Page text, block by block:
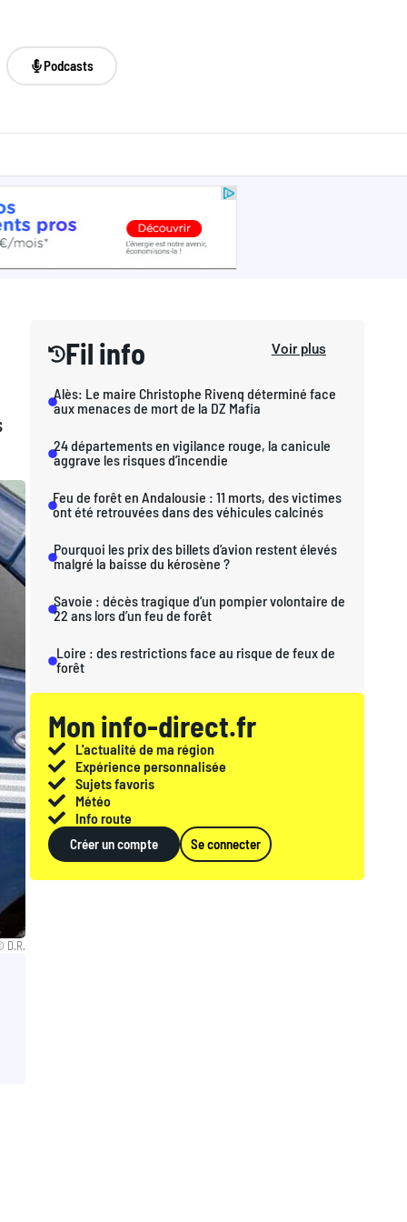
Podcasts
D.R.
Fil info Voir plus
Alès: Le maire Christophe Rivenq déterminé face
aux menaces de mort de la DZ Mafia
24 départements en vigilance rouge, la canicule
aggrave les risques d’incendie
Feu de forêt en Andalousie : 11 morts, des victimes
ont été retrouvées dans des véhicules calcinés
Pourquoi les prix des billets d’avion restent élevés
malgré la baisse du kérosène ?
Savoie : décès tragique d’un pompier volontaire de
22 ans lors d’un feu de forêt
Loire : des restrictions face au risque de feux de
forêt
Mon info-direct.fr
L'actualité de ma région
Expérience personnalisée
Sujets favoris
Météo
Info route
Créer un compte Se connecter